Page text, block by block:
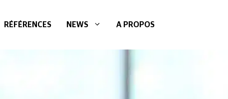
RÉFÉRENCES NEWS A PROPOS